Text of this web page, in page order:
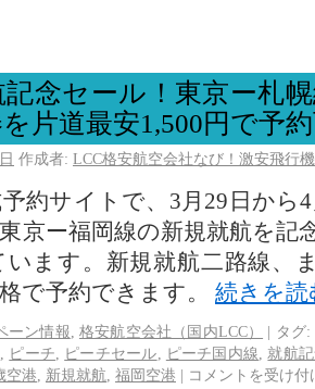
記念セール！東京ー札
片道最安1,500円で予
作成者: LCC格安航空会社なび！激安飛行
約サイトで、3月29日から
京ー福岡線の新規就航を記
います。新規就航二路線、
で予約できます。 続きを
ーン情報 格安航空会社（国内LCC） | タグ:
ピーチ ピーチセール ピーチ国内線
就航
空港 新規就航 福岡空港 | コメントを受け